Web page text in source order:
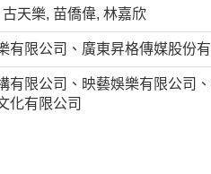
天樂, 苗僑偉, 林嘉欣
有限公司、廣東昇格傳媒股份
有限公司、映藝娛樂有限公司
化有限公司